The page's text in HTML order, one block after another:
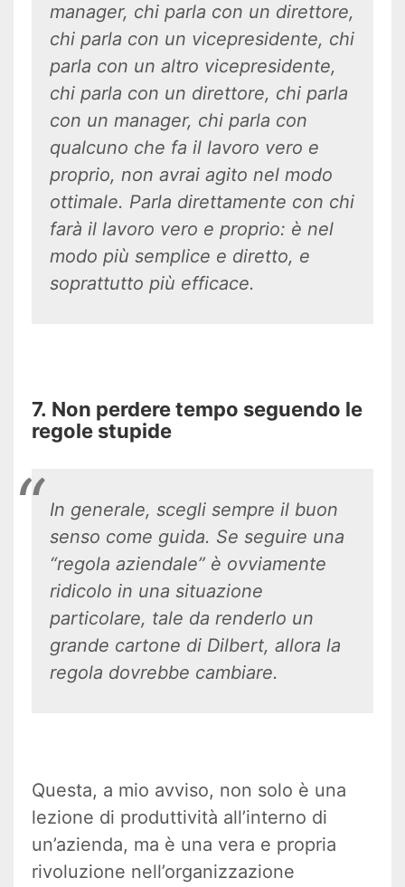
manager, chi parla con un direttore,
chi parla con un vicepresidente, chi
parla con un altro vicepresidente,
chi parla con un direttore, chi parla
con un manager, chi parla con
qualcuno che fa il lavoro vero e
proprio, non avrai agito nel modo
ottimale. Parla direttamente con chi
farà il lavoro vero e proprio: è nel
modo più semplice e diretto, e
soprattutto più efficace.
7. Non perdere tempo seguendo le
regole stupide
In generale, scegli sempre il buon
senso come guida. Se seguire una
“regola aziendale” è ovviamente
ridicolo in una situazione
particolare, tale da renderlo un
grande cartone di Dilbert, allora la
regola dovrebbe cambiare.
Questa, a mio avviso, non solo è una
lezione di produttività all’interno di
un’azienda, ma è una vera e propria
rivoluzione nell’organizzazione